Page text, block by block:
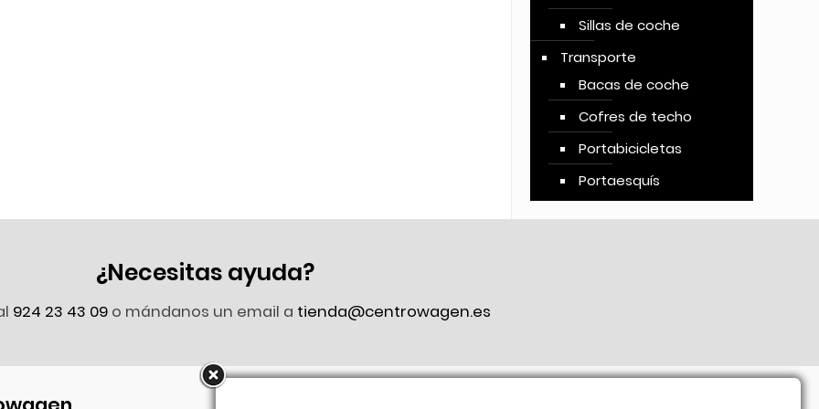
Sillas de coche
Transporte
Bacas de coche
Cofres de techo
Portabicicletas
Portaesquís
¿Necesitas ayuda?
924 23 43 09 o mándanos un email a tienda@centrowagen.es